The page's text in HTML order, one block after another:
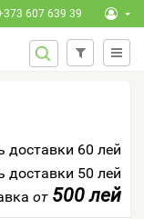
607 639 39
ФОРМА
ПОИСКА
Поиск
доставки 60 лей
доставки 50 лей
от 500 лей